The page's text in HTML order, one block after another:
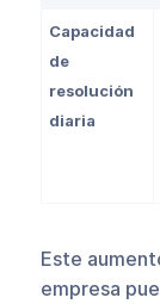
Capacidad
de
resolución
diaria
Este
empresa